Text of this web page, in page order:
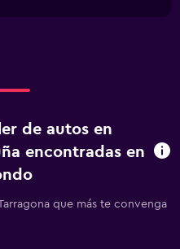
de autos en
encontradas en
que más te convenga